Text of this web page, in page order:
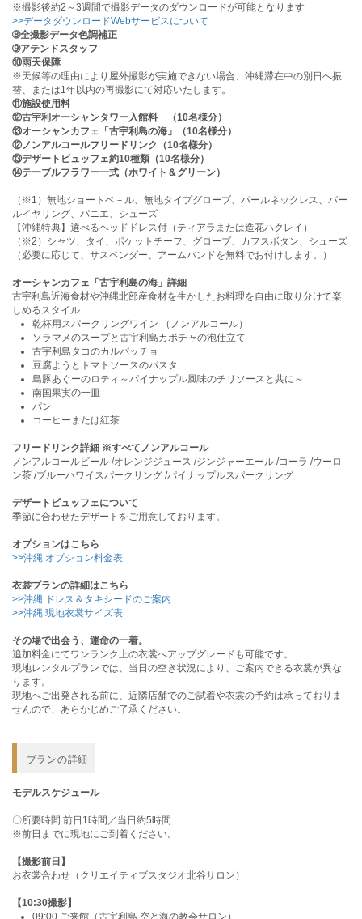
※撮影後約2～3週間で撮影データのダウンロードが可能となります
>>データダウンロードWebサービスについて
➇全撮影データ色調補正
➈アテンドスタッフ
⑩雨天保障
※天候等の理由により屋外撮影が実施できない場合、沖縄滞在中の別日へ振
替、または1年以内の再撮影にて対応いたします。
⑪施設使用料
⑫古宇利オーシャンタワー入館料 （10名様分）
⑬オーシャンカフェ「古宇利島の海」（10名様分）
⑫ノンアルコールフリードリンク（10名様分）
⑬デザートビュッフェ約10種類（10名様分）
⑭テーブルフラワー一式（ホワイト＆グリーン）
（※1）無地ショートベ－ル、無地タイプグローブ、パールネックレス、パー
ルイヤリング、パニエ、シューズ
【沖縄特典】選べるヘッドドレス付（ティアラまたは造花ハクレイ）
（※2）シャツ、タイ、ポケットチーフ、グローブ、カフスボタン、シューズ
（必要に応じて、サスペンダー、アームバンドを無料でお付けします。）
オーシャンカフェ「古宇利島の海」詳細
古宇利島近海食材や沖縄北部産食材を生かしたお料理を自由に取り分けて楽
しめるスタイル
乾杯用スパークリングワイン （ノンアルコール）
ソラマメのスープと古宇利島カボチャの泡仕立て
古宇利島タコのカルパッチョ
豆腐ようとトマトソースのパスタ
島豚あぐーのロティ～パイナップル風味のチリソースと共に～
南国果実の一皿
パン
コーヒーまたは紅茶
フリードリンク詳細 ※すべてノンアルコール
ノンアルコールビール /オレンジジュース /ジンジャーエール /コーラ /ウーロ
ン茶 /ブルーハワイスパークリング /パイナップルスパークリング
デザートビュッフェについて
季節に合わせたデザートをご用意しております。
オプションはこちら
>>沖縄 オプション料金表
衣裳プランの詳細はこちら
>>沖縄 ドレス＆タキシードのご案内
>>沖縄 現地衣裳サイズ表
その場で出会う、運命の一着。
追加料金にてワンランク上の衣裳へアップグレードも可能です。
現地レンタルプランでは、当日の空き状況により、ご案内できる衣裳が異な
ります。
現地へご出発される前に、近隣店舗でのご試着や衣裳の予約は承っておりま
せんので、あらかじめご了承ください。
プランの詳細
モデルスケジュール
〇所要時間 前日1時間／当日約5時間
※前日までに現地にご到着ください。
【撮影前日】
お衣裳合わせ（クリエイティブスタジオ北谷サロン）
【10:30撮影】
09:00 ご来館（古宇利島 空と海の教会サロン）